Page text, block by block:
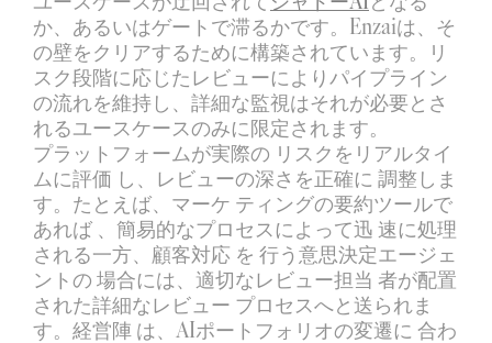
か、あるいはゲートで滞るかです。Enzaiは、そ
の壁をクリアするために構築されています。リ
スク段階に応じたレビューによりパイプライン
の流れを維持し、詳細な監視はそれが必要とさ
れるユースケースのみに限定されます。
プラットフォームが実際の リスクをリアルタイ
ムに評価 し、レビューの深さを正確に 調整しま
す。たとえば、マーケ ティングの要約ツールで
あれば 、簡易的なプロセスによって迅 速に処理
される一方、顧客対応 を 行う意思決定エージェ
ントの 場合には、適切なレビュー担当 者が配置
された詳細なレビュー プロセスへと送られま
す。経営陣 は、AIポートフォリオの変遷に 合わ